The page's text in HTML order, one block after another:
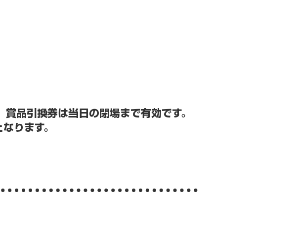
引換券は当日の閉場まで有効です。
ります。